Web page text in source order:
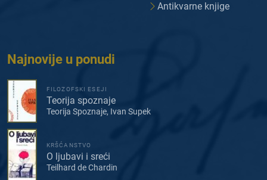
Antikvarne knjige
Najnovije u ponudi
FILOZOFSKI ESEJI
Teorija spoznaje
Teorija Spoznaje, Ivan Supek
KRŠĆANSTVO
O ljubavi i sreći
Teilhard de Chardin